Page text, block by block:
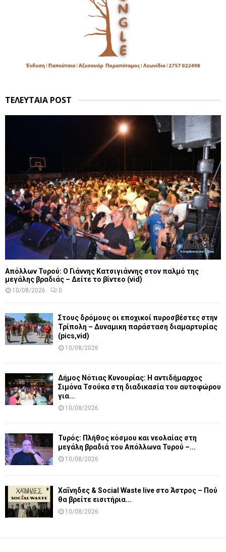
ΤΕΛΕΥΤΑΙΑ POST
Απόλλων Τυρού: Ο Γιάννης Κατσιγιάννης στον παλμό της
μεγάλης βραδιάς – Δείτε το βίντεο (vid)
10/08/2026 0
Στους δρόμους οι εποχικοί πυροσβέστες στην
Τρίπολη – Δυναμικη παράσταση διαμαρτυρίας
(pics,vid)
10/08/2026
Δήμος Νότιας Κυνουρίας: Η αντιδήμαρχος
Σιμόνα Τσούκα στη διαδικασία του αυτοφώρου
για...
10/08/2026
Τυρός: Πλήθος κόσμου και νεολαίας στη
μεγάλη βραδιά του Απόλλωνα Τυρού –...
10/08/2026
Χαΐνηδες & Social Waste live στο Άστρος – Πού
θα βρείτε εισιτήρια...
10/08/2026